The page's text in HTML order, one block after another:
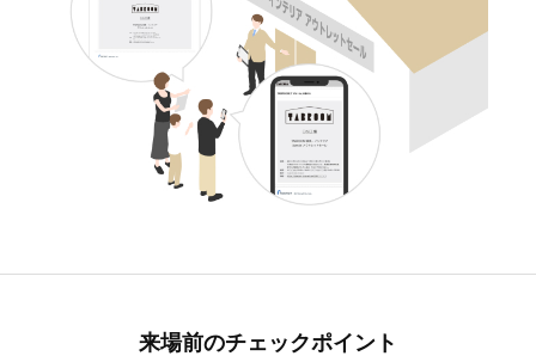
来場前のチェックポイント